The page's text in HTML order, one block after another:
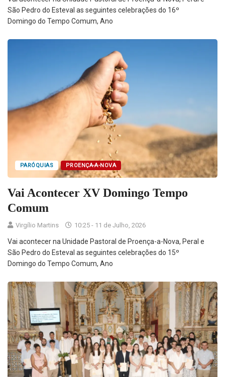
São Pedro do Esteval as seguintes celebrações do 16º
Domingo do Tempo Comum, Ano
PARÓQUIAS PROENÇA-A-NOVA
Vai Acontecer XV Domingo Tempo
Comum
Virgílio Martins 10:25 - 11 de Julho, 2026
Vai acontecer na Unidade Pastoral de Proença-a-Nova, Peral e
São Pedro do Esteval as seguintes celebrações do 15º
Domingo do Tempo Comum, Ano